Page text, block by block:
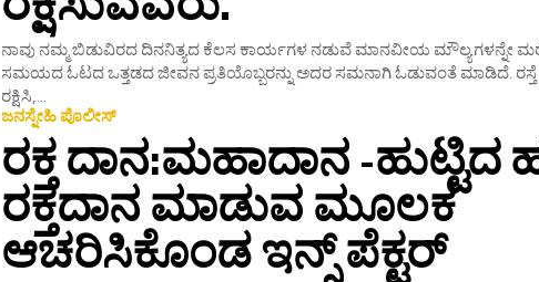
ನಾವು ನಮ್ಮ ಬಿಡುವಿರದ ದಿನನಿತ್ಯದ ಕೆಲಸ ಕಾರ್ಯಗಳ ನಡುವೆ ಮಾನವೀಯ ಮೌಲ್ಯಗಳನ್ನೇ
ಸಮಯದ ಓಟದ ಒತ್ತಡದ ಜೀವನ ಪ್ರತಿಯೊಬ್ಬರನ್ನು ಅದರ ಸಮನಾಗಿ ಓಡುವಂತೆ ಮಾಡಿದೆ. ರಸ್ತೆ
ರಕ್ಷಿಸಿ,...
ಜನಸ್ನೇಹಿ ಪೊಲೀಸ್
ರಕ್ತ ದಾನ:ಮಹಾದಾನ -ಹುಟ್ಟಿದ
ರಕ್ತದಾನ ಮಾಡುವ ಮೂಲಕ
ಆಚರಿಸಿಕೊಂಡ ಇನ್ಸ್ ಪೆಕ್ಟರ್